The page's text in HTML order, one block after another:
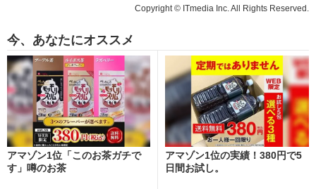
Copyright © ITmedia Inc. All Rights Reserved.
今、あなたにオススメ
アマゾン1位「このお茶ガチで
す」噂のお茶
アマゾン1位の実績！380円で5
日間お試し。